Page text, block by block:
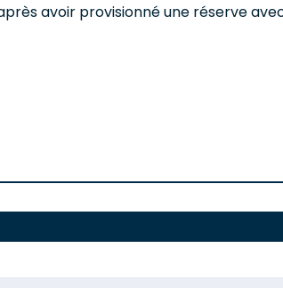
avoir provisionné une réserve